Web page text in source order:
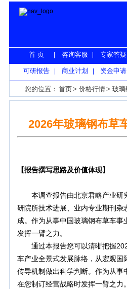
首 页 咨询客服 专家答疑
可研报告 商业计划 资金申请
您的位置： 首页> 价格行情> 玻璃
2026年玻璃钢布草
【报告撰写思路及价值体现】
本调查报告由北京君略产业研
研院所技术进展、业内专业期刊
成。作为从事中国玻璃钢布草车
发挥一臂之力。
通过本报告您可以清晰把握
车产业全景式发展脉络，从宏观
传导机制做出科学判断。作为从
在您制订经营战略时发挥一臂之力。